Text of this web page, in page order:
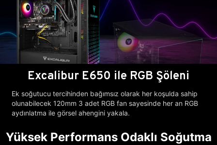
Excalibur E650 ile RGB Şöleni
Ek soğutucu tercihinden bağımsız olarak her koşulda sahip
olunabilecek 120mm 3 adet RGB fan sayesinde her an RGB
aydınlatma ile görsel ahengini yakala.
Yüksek Performans Odaklı Soğutma